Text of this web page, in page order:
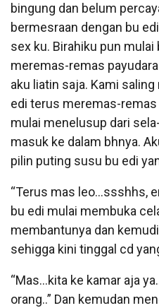
bingung dan belum
bermesraan dengan bu
sex ku. Birahiku pun mulai
meremas-remas
aku liatin saja. Kami
edi terus meremas-
mulai menelusup dari
masuk ke dalam bhnya.
pilin puting susu bu edi
“Terus mas leo…ssshhs,
bu edi mulai membuka
membantunya dan
sehigga kini tinggal cd
“Mas…kita ke kamar aja
orang..” Dan kemudan